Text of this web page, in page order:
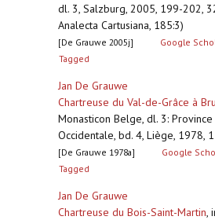
dl. 3, Salzburg, 2005, 199-202,
Analecta Cartusiana, 185:3)
[De Grauwe 2005j] Google
Tagged
Jan De Grauwe
Chartreuse du Val-de-Grâce à
Monasticon Belge, dl. 3:
Occidentale, bd. 4, Liège, 1978,
[De Grauwe 1978a] Google
Tagged
Jan De Grauwe
Chartreuse du Bois-Saint-Martin,